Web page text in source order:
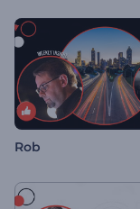
Rob